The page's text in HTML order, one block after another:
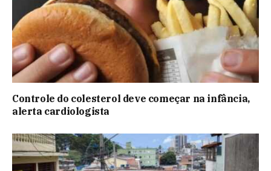
Controle do colesterol deve começar na infância,
alerta cardiologista